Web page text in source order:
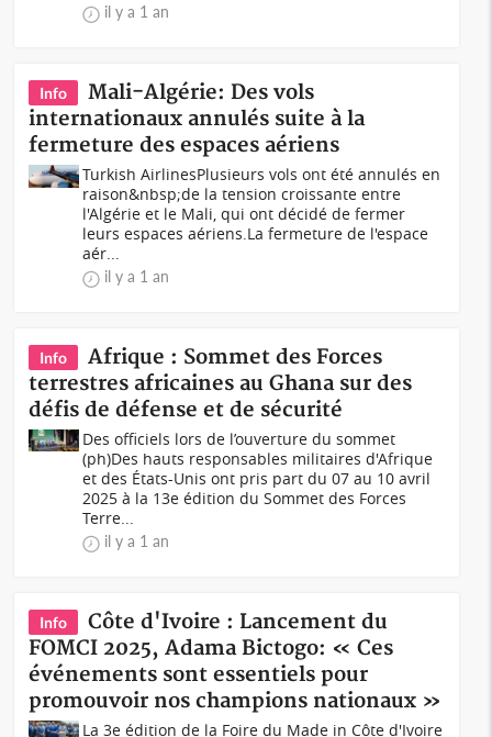
il y a 1 an
Info
Mali-Algérie: Des vols
internationaux annulés suite à la
fermeture des espaces aériens
Turkish AirlinesPlusieurs vols ont été annulés en
raison&nbsp;de la tension croissante entre
l'Algérie et le Mali, qui ont décidé de fermer
leurs espaces aériens.La fermeture de l'espace
aér...
il y a 1 an
Info
Afrique : Sommet des Forces
terrestres africaines au Ghana sur des
défis de défense et de sécurité
Des officiels lors de l’ouverture du sommet
(ph)Des hauts responsables militaires d'Afrique
et des États-Unis ont pris part du 07 au 10 avril
2025 à la 13e édition du Sommet des Forces
Terre...
il y a 1 an
Info
Côte d'Ivoire : Lancement du
FOMCI 2025, Adama Bictogo: « Ces
événements sont essentiels pour
promouvoir nos champions nationaux »
La 3e édition de la Foire du Made in Côte d'Ivoire